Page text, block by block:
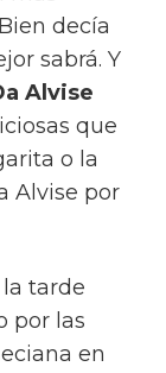
decía
sabrá. Y
Alvise
que
o la
Alvise por
tarde
por las
en